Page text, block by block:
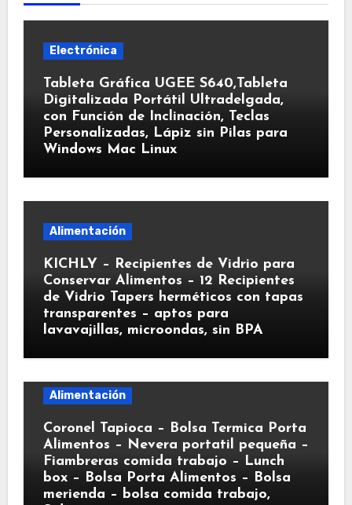
Electrónica
Tableta Gráfica UGEE S640,Tableta
Digitalizada Portátil Ultradelgada,
con Función de Inclinación, Teclas
Personalizadas, Lápiz sin Pilas para
Windows Mac Linux
Alimentación
KICHLY – Recipientes de Vidrio para
Conservar Alimentos – 12 Recipientes
de Vidrio Tapers herméticos con tapas
transparentes – aptos para
lavavajillas, microondas, sin BPA
Alimentación
Coronel Tapioca – Bolsa Termica Porta
Alimentos – Nevera portatil pequeña –
Fiambreras comida trabajo – Lunch
box – Bolsa Porta Alimentos – Bolsa
merienda – bolsa comida trabajo,